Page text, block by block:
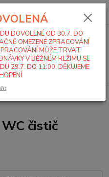
Menu
Hledat
0,00 Kč
čistič
DOVOLENÉ OD 30.7. DO
OMEZENÉ ZPRACOVÁNÍ
MŮŽE TRVAT
V BĚŽNÉM REŽIMU SE
29.7. DO 11:00. DĚKUJEME